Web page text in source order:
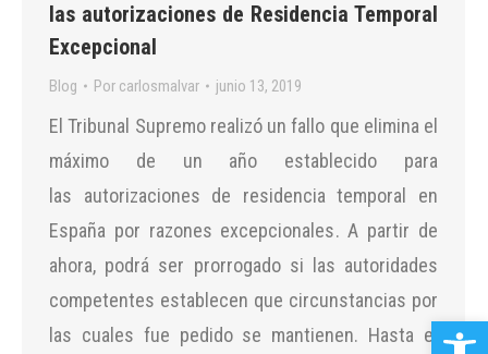
Abrir
las autorizaciones de Residencia Temporal
Excepcional
Blog Por carlosmalvar junio 13, 2019
El Tribunal Supremo realizó un fallo que elimina el
máximo de un año establecido para
las autorizaciones de residencia temporal en
España por razones excepcionales. A partir de
ahora, podrá ser prorrogado si las autoridades
competentes establecen que circunstancias por
las cuales fue pedido se mantienen. Hasta el